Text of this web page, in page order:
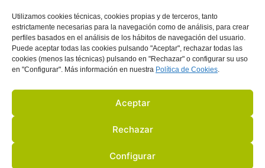
Utilizamos cookies técnicas, cookies propias y de terceros, tanto
estrictamente necesarias para la navegación como de análisis, para crear
perfiles basados en el análisis de los hábitos de navegación del usuario.
Puede aceptar todas las cookies pulsando "Aceptar", rechazar todas las
cookies (menos las técnicas) pulsando en "Rechazar" o configurar su uso
en "Configurar". Más información en nuestra Política de Cookies.
Aceptar
Rechazar
Configurar
ACTIVITIES PARTNERS BLOG IN THE PRESS
© 2022 ALL RIGHTS RESERVED